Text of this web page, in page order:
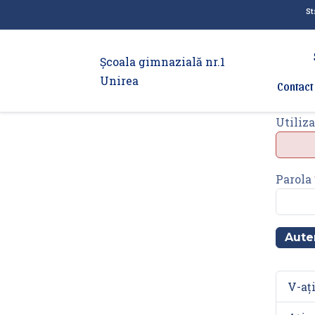
Şcoala gimnazială nr.1
Unirea
Contact
Parola
V-